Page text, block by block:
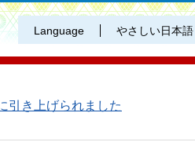
Language やさしい日本語
引き上げられました